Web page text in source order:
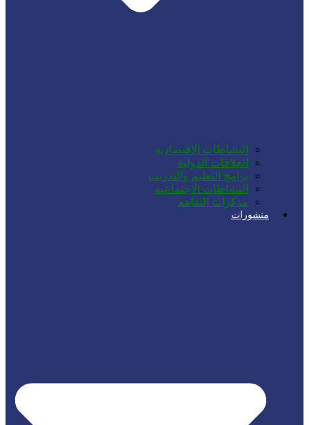
النشاطات الإقتصادية
العلاقات الدولية
برامج التعليم والتدريب
النشاطات الاجتماعية
مذكرات التفاهم
منشورات